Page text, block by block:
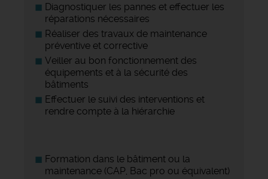
Diagnostiquer les pannes et effectuer les
réparations nécessaires
Réaliser des travaux de maintenance
préventive et corrective
Veiller au bon fonctionnement des
équipements et à la sécurité des
bâtiments
Effectuer le suivi des interventions et
rendre compte à la hiérarchie
Formation dans le bâtiment ou la
maintenance (CAP, Bac pro ou équivalent)